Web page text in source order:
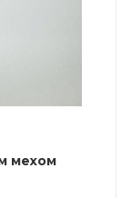
мехом